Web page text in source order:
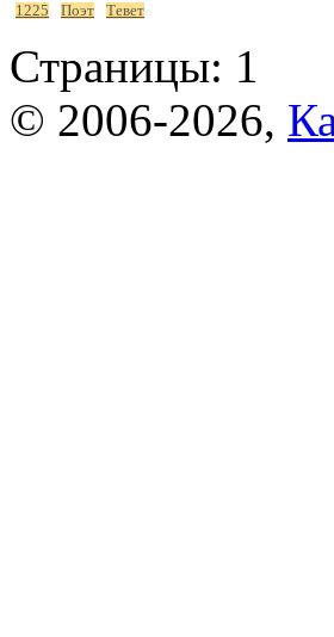
1225 Поэт Тевет
Страницы: 1
© 2006-2026,